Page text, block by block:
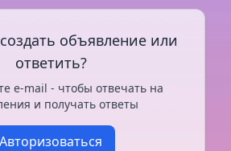
объявление или
ответить?
e-mail - чтобы отвечать на
и получать ответы
Авторизоваться